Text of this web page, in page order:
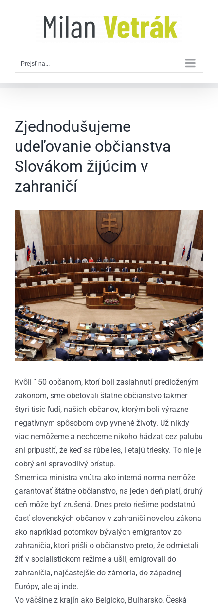
Prejsť na...
Zjednodušujeme
udeľovanie občianstva
Slovákom žijúcim v
zahraničí
Zobraziť
väčší
obrázok
Kvôli 150 občanom, ktorí boli zasiahnutí predloženým
zákonom, sme obetovali štátne občianstvo takmer
štyri tisíc ľudí, našich občanov, ktorým boli výrazne
negatívnym spôsobom ovplyvnené životy. Už nikdy
viac nemôžeme a nechceme nikoho hádzať cez palubu
ani pripustiť, že keď sa rúbe les, lietajú triesky. To nie je
dobrý ani spravodlivý prístup.
Smernica ministra vnútra ako interná norma nemôže
garantovať štátne občianstvo, na jeden deň platí, druhý
deň môže byť zrušená. Dnes preto riešime podstatnú
časť slovenských občanov v zahraničí novelou zákona
ako napríklad potomkov bývalých emigrantov zo
zahraničia, ktorí prišli o občianstvo preto, že odmietali
žiť v socialistickom režime a ušli, emigrovali do
zahraničia, najčastejšie do zámoria, do západnej
Európy, ale aj inde.
Vo väčšine z krajín ako Belgicko, Bulharsko, Česká